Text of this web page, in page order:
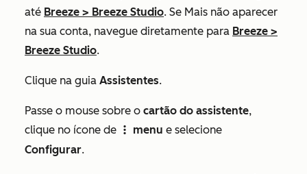
até Breeze > Breeze Studio. Se Mais não aparecer
na sua conta, navegue diretamente para Breeze >
Breeze Studio.
Clique na guia Assistentes.
Passe o mouse sobre o cartão do assistente,
clique no ícone de
verticalMenuIcon menu e selecione
Configurar.